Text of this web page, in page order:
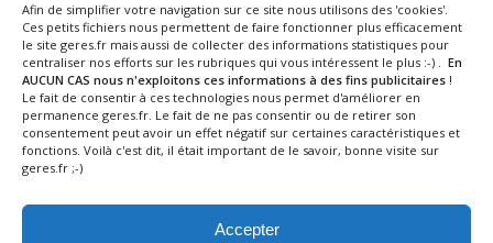
Afin de simplifier votre navigation sur ce site nous utilisons des 'cookies'.
Ces petits fichiers nous permettent de faire fonctionner plus efficacement
le site geres.fr mais aussi de collecter des informations statistiques pour
centraliser nos efforts sur les rubriques qui vous intéressent le plus :-) . En
AUCUN CAS nous n'exploitons ces informations à des fins publicitaires !
Le fait de consentir à ces technologies nous permet d'améliorer en
permanence geres.fr. Le fait de ne pas consentir ou de retirer son
consentement peut avoir un effet négatif sur certaines caractéristiques et
fonctions. Voilà c'est dit, il était important de le savoir, bonne visite sur
geres.fr ;-)
Accepter
GERES Restauration
Maison Blanche
1 route de Nangis - BP 60588
77016 MELUN CEDEX
Tel : 01 64 10 22 90
Fax : 01 64 39 24 43